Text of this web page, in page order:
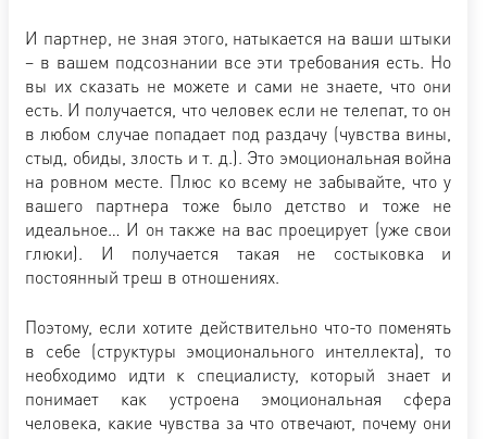
И партнер, не зная этого, натыкается на ваши штыки
– в вашем подсознании все эти требования есть. Но
вы их сказать не можете и сами не знаете, что они
есть. И получается, что человек если не телепат, то он
в любом случае попадает под раздачу (чувства вины,
стыд, обиды, злость и т. д.). Это эмоциональная война
на ровном месте. Плюс ко всему не забывайте, что у
вашего партнера тоже было детство и тоже не
идеальное… И он также на вас проецирует (уже свои
глюки). И получается такая не состыковка и
постоянный треш в отношениях.
Поэтому, если хотите действительно что-то поменять
в себе (структуры эмоционального интеллекта), то
необходимо идти к специалисту, который знает и
понимает как устроена эмоциональная сфера
человека, какие чувства за что отвечают, почему они